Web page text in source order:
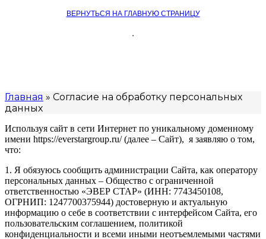
ВЕРНУТЬСЯ НА ГЛАВНУЮ СТРАНИЦУ
.
Главная » Согласие на обработку персональных
данных
Используя сайт в сети Интернет по уникальному доменному
имени https://everstargroup.ru/ (далее – Сайт), я заявляю о том,
что:
1. Я обязуюсь сообщить администрации Сайта, как оператору
персональных данных – Общество с ограниченной
ответственностью «ЭВЕР СТАР» (ИНН: 7743450108,
ОГРНИП: 1247700375944) достоверную и актуальную
информацию о себе в соответствии с интерфейсом Сайта, его
пользовательским соглашением, политикой
конфиденциальности и всеми иными неотъемлемыми частями